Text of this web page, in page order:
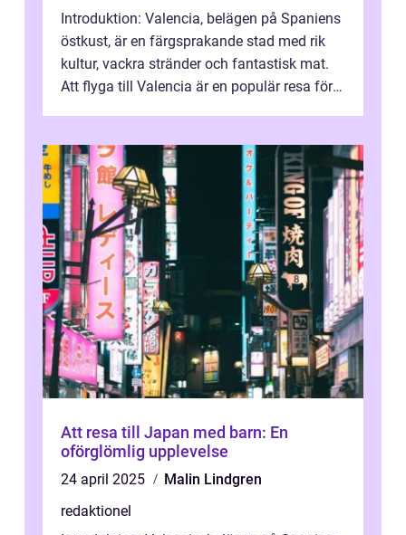
Introduktion: Valencia, belägen på Spaniens
östkust, är en färgsprakande stad med rik
kultur, vackra stränder och fantastisk mat.
Att flyga till Valencia är en populär resa för
Att resa till Japan med barn: En
oförglömlig upplevelse
24 april 2025
Malin Lindgren
redaktionel